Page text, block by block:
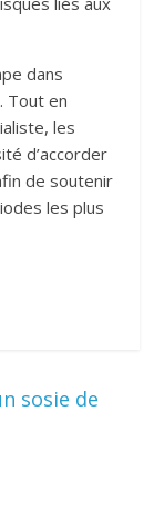
dans
Tout en
les
d’accorder
de soutenir
les plus
sosie de